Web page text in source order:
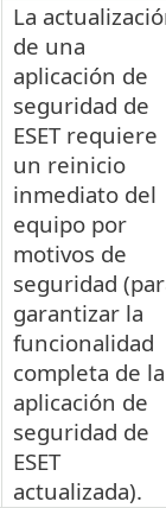
La
de una
aplicación de
seguridad de
ESET requiere
un reinicio
inmediato del
equipo por
motivos de
seguridad
garantizar la
funcionalidad
completa de la
aplicación de
seguridad de
ESET
actualizada).